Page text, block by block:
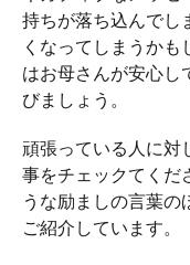
持ちが落ち込んでし
くなってしまうか
はお母さんが安心し
びましょう。
頑張っている人に対
事をチェックてくだ
うな励ましの言葉の
ご紹介しています。